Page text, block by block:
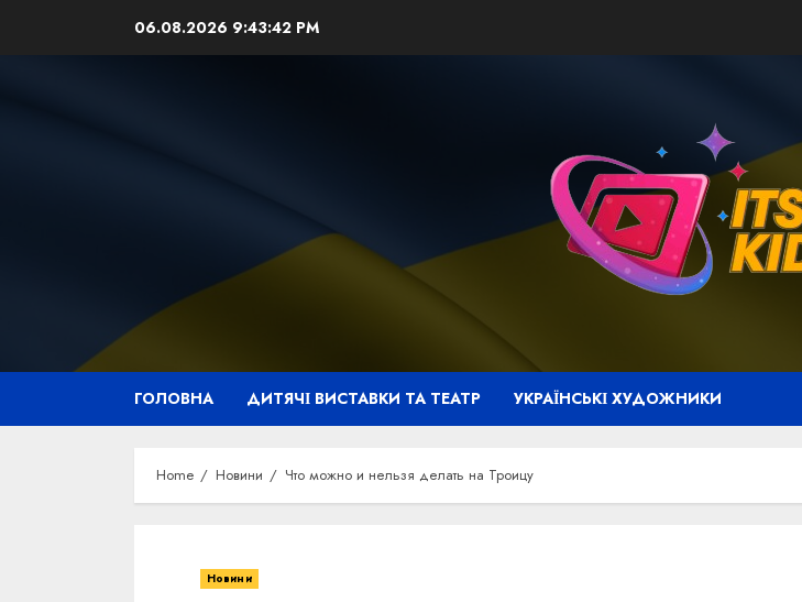
06.08.2026 9:43:43 PM
ГОЛОВНА ДИТЯЧІ ВИСТАВКИ ТА ТЕАТР УКРАЇНСЬКІ ХУДОЖНИКИ
Home Новини Что можно и нельзя делать на Троицу
Новини